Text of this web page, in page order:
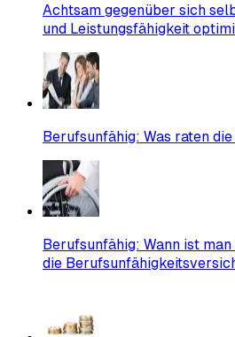
Achtsam gegenüber sich
und Leistungsfähigkeit
Berufsunfähig: Was raten
Berufsunfähig: Wann ist
die